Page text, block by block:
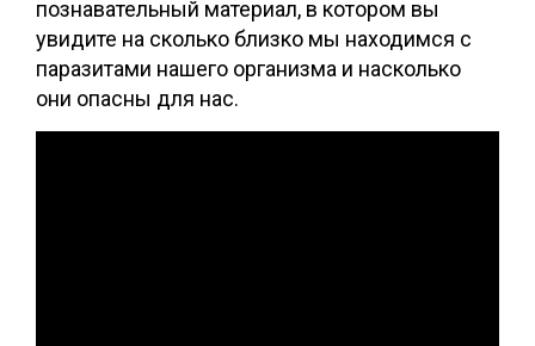
познавательный материал, в котором вы
увидите на сколько близко мы находимся с
паразитами нашего организма и насколько
они опасны для нас.